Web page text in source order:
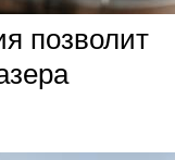
позволит